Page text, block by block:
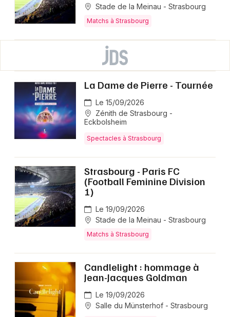
Stade de la Meinau - Strasbourg
Matchs à Strasbourg
La Dame de Pierre - Tournée
Le 15/09/2026
Zénith de Strasbourg -
Eckbolsheim
Spectacles à Strasbourg
Strasbourg - Paris FC
(Football Feminine Division
1)
Le 19/09/2026
Stade de la Meinau - Strasbourg
Matchs à Strasbourg
Candlelight : hommage à
Jean-Jacques Goldman
Le 19/09/2026
Salle du Münsterhof - Strasbourg